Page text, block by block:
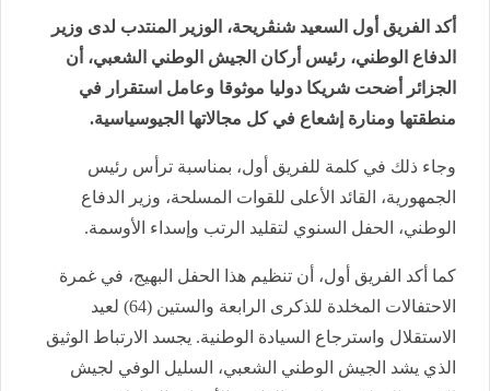
أكد الفريق أول السعيد شنڤريحة، الوزير المنتدب لدى وزير
الدفاع الوطني، رئيس أركان الجيش الوطني الشعبي، أن
الجزائر أضحت شريكا دوليا موثوقا وعامل استقرار في
منطقتها ومنارة إشعاع في كل مجالاتها الجيوسياسية.
وجاء ذلك في كلمة للفريق أول، بمناسبة ترأس رئيس
الجمهورية، القائد الأعلى للقوات المسلحة، وزير الدفاع
الوطني، الحفل السنوي لتقليد الرتب وإسداء الأوسمة.
كما أكد الفريق أول، أن تنظيم هذا الحفل البهيج، في غمرة
الاحتفالات المخلدة للذكرى الرابعة والستين (64) لعيد
الاستقلال واسترجاع السيادة الوطنية. يجسد الارتباط الوثيق
الذي يشد الجيش الوطني الشعبي، السليل الوفي لجيش